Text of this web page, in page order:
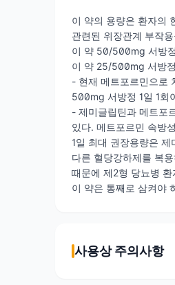
이 약의 용량은 환자의
관련된 위장관계 부작
이 약 50/500mg 서방
이 약 25/500mg 서방
- 현재 메트포르민으로
500mg 서방정 1일 1회
- 제미글립틴과 메트포
있다. 메트포르민 속방
1일 최대 권장용량은
다른 혈당강하제를 복
때문에 제2형 당뇨병
이 약은 통째로 삼켜야
사용상 주의사항